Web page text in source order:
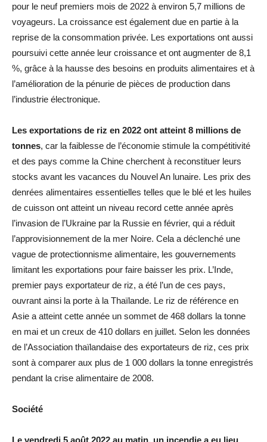
pour le neuf premiers mois de 2022 à environ 5,7 millions de
voyageurs. La croissance est également due en partie à la
reprise de la consommation privée. Les exportations ont aussi
poursuivi cette année leur croissance et ont augmenter de 8,1
%, grâce à la hausse des besoins en produits alimentaires et à
l’amélioration de la pénurie de pièces de production dans
l’industrie électronique.
Les exportations de riz en 2022 ont atteint 8 millions de
tonnes, car la faiblesse de l’économie stimule la compétitivité
et des pays comme la Chine cherchent à reconstituer leurs
stocks avant les vacances du Nouvel An lunaire. Les prix des
denrées alimentaires essentielles telles que le blé et les huiles
de cuisson ont atteint un niveau record cette année après
l’invasion de l’Ukraine par la Russie en février, qui a réduit
l’approvisionnement de la mer Noire. Cela a déclenché une
vague de protectionnisme alimentaire, les gouvernements
limitant les exportations pour faire baisser les prix. L’Inde,
premier pays exportateur de riz, a été l’un de ces pays,
ouvrant ainsi la porte à la Thaïlande. Le riz de référence en
Asie a atteint cette année un sommet de 468 dollars la tonne
en mai et un creux de 410 dollars en juillet. Selon les données
de l’Association thaïlandaise des exportateurs de riz, ces prix
sont à comparer aux plus de 1 000 dollars la tonne enregistrés
pendant la crise alimentaire de 2008.
Société
Le vendredi 5 août 2022 au matin, un incendie a eu lieu